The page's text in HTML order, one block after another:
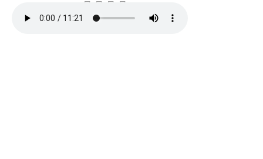
Ajoutez votre commentaire ici